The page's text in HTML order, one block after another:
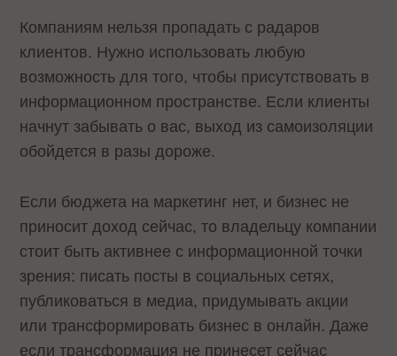
Компаниям нельзя пропадать с радаров
клиентов. Нужно использовать любую
возможность для того, чтобы присутствовать в
информационном пространстве. Если клиенты
начнут забывать о вас, выход из самоизоляции
обойдется в разы дороже.
Если бюджета на маркетинг нет, и бизнес не
приносит доход сейчас, то владельцу компании
стоит быть активнее с информационной точки
зрения: писать посты в социальных сетях,
публиковаться в медиа, придумывать акции
или трансформировать бизнес в онлайн. Даже
если трансформация не принесет сейчас